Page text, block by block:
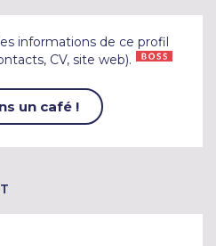
informations de ce profil
CV, site web).
un café !